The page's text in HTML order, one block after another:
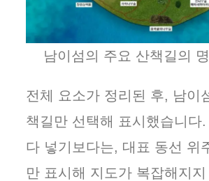
남이섬의 주요 산책길의
전체 요소가 정리된 후, 남이
책길만 선택해 표시했습니다
다 넣기보다는, 대표 동선 위
만 표시해 지도가 복잡해지